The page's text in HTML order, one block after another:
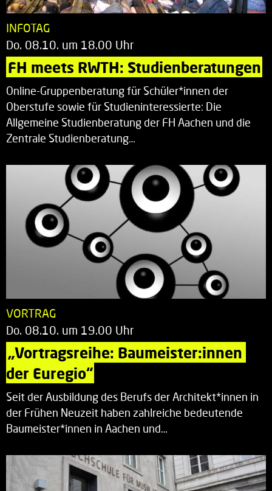
INFOTAG
Do. 08.10. um 18.00 Uhr
FH meets RWTH: Studienberatungen
Online-Gruppenberatung für Schüler*innen der
Oberstufe sowie für Studieninteressierte: Die
Allgemeine Studienberatung der FH Aachen und die
Zentrale Studienberatung…
VORTRAG
Do. 08.10. um 19.00 Uhr
„Vortragsreihe: Baumeister:innen
der Euregio“
Seit der Ausbildung des Berufs der Architekt*innen in
der Frühen Neuzeit haben zahlreiche bedeutende
Baumeister*innen in Aachen und…